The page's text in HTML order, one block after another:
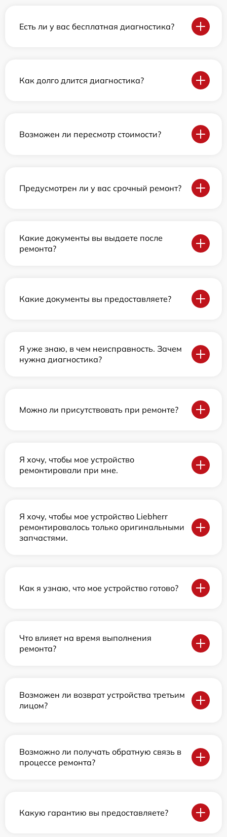
Есть ли у вас бесплатная диагностика?
Как долго длится диагностика?
Возможен ли пересмотр стоимости?
Предусмотрен ли у вас срочный ремонт?
Какие документы вы выдаете после
ремонта?
Какие документы вы предоставляете?
Я уже знаю, в чем неисправность. Зачем
нужна диагностика?
Можно ли присутствовать при ремонте?
Я хочу, чтобы мое устройство
ремонтировали при мне.
Я хочу, чтобы мое устройство Liebherr
ремонтировалось только оригинальными
запчастями.
Как я узнаю, что мое устройство готово?
Что влияет на время выполнения
ремонта?
Возможен ли возврат устройства третьим
лицом?
Возможно ли получать обратную связь в
процессе ремонта?
Какую гарантию вы предоставляете?